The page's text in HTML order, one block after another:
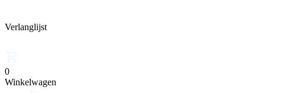
Verlanglijst
0
Winkelwagen